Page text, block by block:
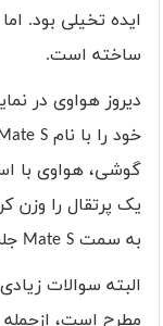
ایده تخیلی بود.
ساخته است.
دیروز هواوی در
خود را با نام S
گوشی، هواوی با
یک پرتقال را وزن
به سمت Mate S
البته سوالات
مطرح است، ازجمله